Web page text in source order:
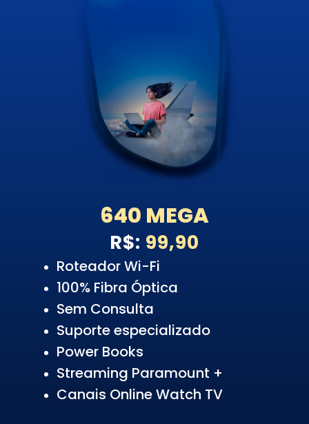
640 MEGA
R$: 99,90
Roteador Wi-Fi
100% Fibra Óptica
Sem Consulta
Suporte especializado
Power Books
Streaming Paramount +
Canais Online Watch TV